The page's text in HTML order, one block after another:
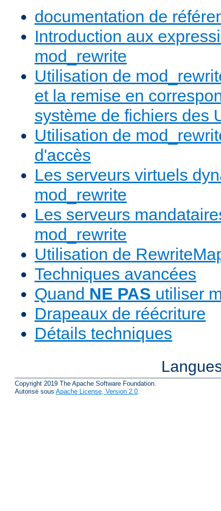
documentation de
Introduction aux
mod_rewrite
Utilisation de
et la remise en
système de fichiers des
Utilisation de
d'accès
Les serveurs virtuels
mod_rewrite
Les serveurs
mod_rewrite
Utilisation de
Techniques avancées
Quand NE PAS utiliser
Drapeaux de réécriture
Détails techniques
Copyright 2019 The Apache Software Foundation.
Autorisé sous Apache License, Version 2.0